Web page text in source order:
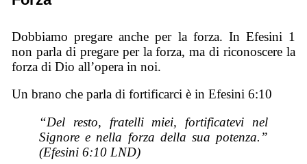
Dobbiamo pregare anche per la forza. In Efesini 1
non parla di pregare per la forza, ma di riconoscere la
forza di Dio all’opera in noi.
Un brano che parla di fortificarci è in Efesini 6:10
“Del resto, fratelli miei, fortificatevi nel
Signore e nella forza della sua potenza.”
(Efesini 6:10 LND)